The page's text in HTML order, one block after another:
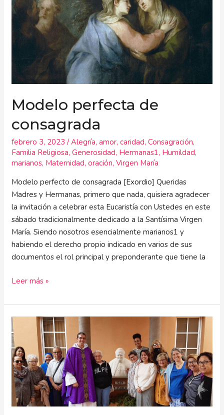
Modelo perfecta de
consagrada
febrero 3, 2023/Alegría,amor,caridad,Consagración,
Familia Religiosa,Generosidad, Hermanas1, Humildad,
marianos, Maternidad,oración,Virgen María
Modelo perfecto de consagrada [Exordio] Queridas
Madres y Hermanas, primero que nada, quisiera agradecer
la invitación a celebrar esta Eucaristía con Ustedes en este
sábado tradicionalmente dedicado a la Santísima Virgen
María. Siendo nosotros esencialmente marianos1 y
habiendo el derecho propio indicado en varios de sus
documentos el rol principal y preponderante que tiene la
de
consagrada
Leer más »
El
corazón
en
el
cuerpo
de
la
Iglesia